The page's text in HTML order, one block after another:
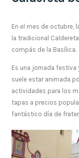
En el mes de octubre,
la tradicional
compás de la Basílica.
Es una jornada festiva
suele estar animada
actividades para los
tapas a precios
fantástico día de